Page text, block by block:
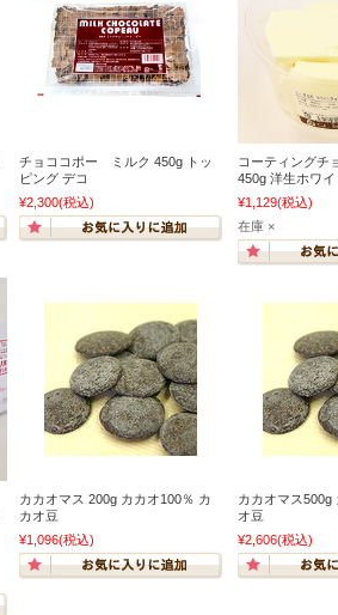
チョココポー ミルク 450g トッ
ピング デコ
¥2,300(税込)
コーティング
450g 洋生ホワイ
¥1,129(税込)
在庫 ×
カカオマス 200g カカオ100％ カ
カオ豆
¥1,096(税込)
カカオマス500g
オ豆
¥2,606(税込)